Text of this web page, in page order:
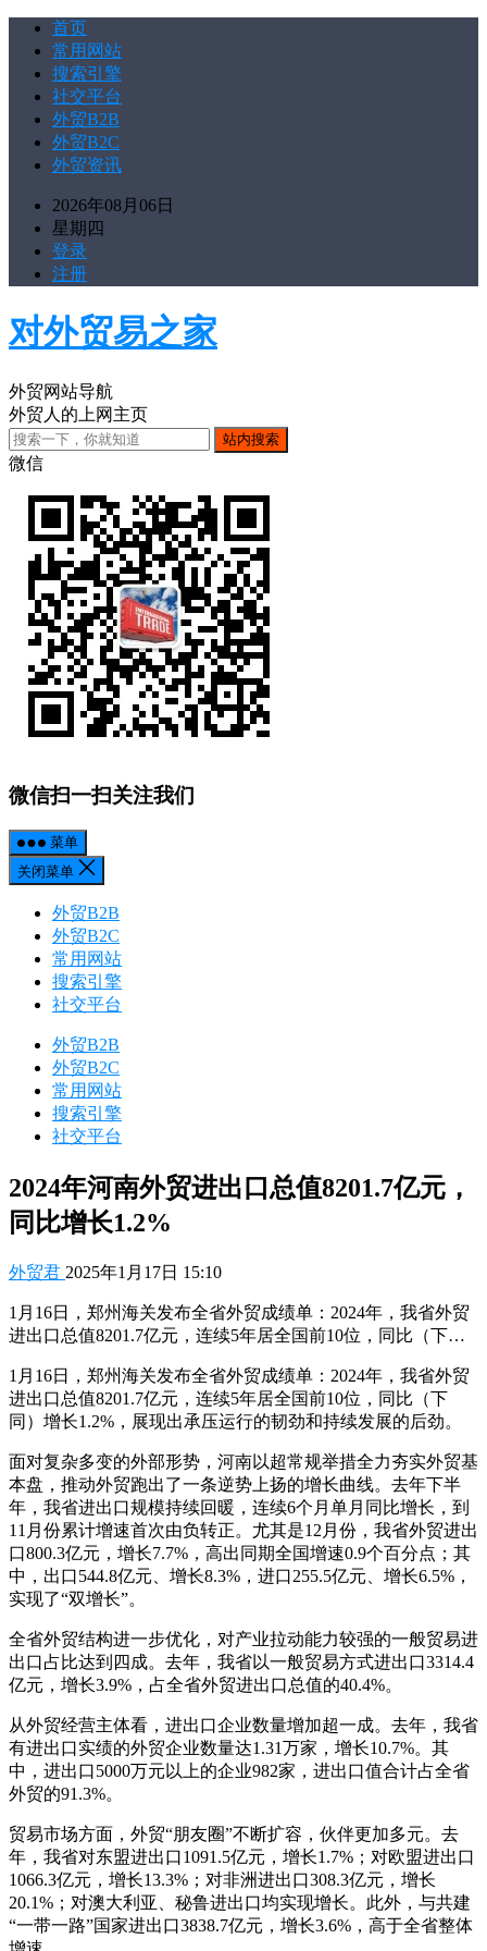
首页
常用网站
搜索引擎
社交平台
外贸B2B
外贸B2C
外贸资讯
2026年08月06日
星期四
登录
注册
对外贸易之家
外贸网站导航
外贸人的上网主页
微信
微信扫一扫关注我们
菜单
关闭菜单
外贸B2B
外贸B2C
常用网站
搜索引擎
社交平台
外贸B2B
外贸B2C
常用网站
搜索引擎
社交平台
2024年河南外贸进出口总值8201.7亿元，
同比增长1.2%
外贸君 2025年1月17日 15:10
1月16日，郑州海关发布全省外贸成绩单：2024年，我省外贸
进出口总值8201.7亿元，连续5年居全国前10位，同比（下…
1月16日，郑州海关发布全省外贸成绩单：2024年，我省外贸
进出口总值8201.7亿元，连续5年居全国前10位，同比（下
同）增长1.2%，展现出承压运行的韧劲和持续发展的后劲。
面对复杂多变的外部形势，河南以超常规举措全力夯实外贸基
本盘，推动外贸跑出了一条逆势上扬的增长曲线。去年下半
年，我省进出口规模持续回暖，连续6个月单月同比增长，到
11月份累计增速首次由负转正。尤其是12月份，我省外贸进出
口800.3亿元，增长7.7%，高出同期全国增速0.9个百分点；其
中，出口544.8亿元、增长8.3%，进口255.5亿元、增长6.5%，
实现了“双增长”。
全省外贸结构进一步优化，对产业拉动能力较强的一般贸易进
出口占比达到四成。去年，我省以一般贸易方式进出口3314.4
亿元，增长3.9%，占全省外贸进出口总值的40.4%。
从外贸经营主体看，进出口企业数量增加超一成。去年，我省
有进出口实绩的外贸企业数量达1.31万家，增长10.7%。其
中，进出口5000万元以上的企业982家，进出口值合计占全省
外贸的91.3%。
贸易市场方面，外贸“朋友圈”不断扩容，伙伴更加多元。去
年，我省对东盟进出口1091.5亿元，增长1.7%；对欧盟进出口
1066.3亿元，增长13.3%；对非洲进出口308.3亿元，增长
20.1%；对澳大利亚、秘鲁进出口均实现增长。此外，与共建
“一带一路”国家进出口3838.7亿元，增长3.6%，高于全省整体